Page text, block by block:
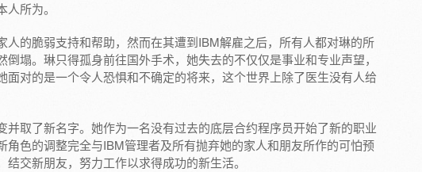
所为。
人的脆弱支持和帮助，然而在其遭到IBM解雇之后，所有人都对琳的所
塌。琳只得孤身前往国外手术，她失去的不仅仅是事业和专业声望，
面对的是一个令人恐惧和不确定的将来，这个世界上除了医生没有人给
并取了新名字。她作为一名没有过去的底层合约程序员开始了新的职业
角色的调整完全与IBM管理者及所有抛弃她的家人和朋友所作的可怕预
交新朋友，努力工作以求得成功的新生活。